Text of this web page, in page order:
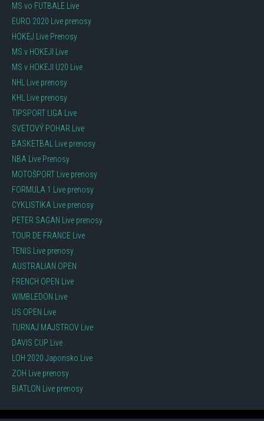
MS vo FUTBALE Live
EURO 2020 Live prenosy
HOKEJ Live Prenosy
MS v HOKEJI Live
MS v HOKEJI U20 Live
NHL Live prenosy
KHL Live prenosy
TIPSPORT LIGA Live
SVETOVÝ POHAR Live
BASKETBAL Live prenosy
NBA Live Prenosy
MOTOŠPORT Live prenosy
FORMULA 1 Live prenosy
CYKLISTIKA Live prenosy
PETER SAGAN Live prenosy
TOUR DE FRANCE Live
TENIS Live prenosy
AUSTRALIAN OPEN
FRENCH OPEN Live
WIMBLEDON Live
US OPEN Live
TURNAJ MAJSTROV Live
DAVIS CUP Live
LOH 2020 Japonsko Live
ZOH Live prenosy
BIATLON Live prenosy